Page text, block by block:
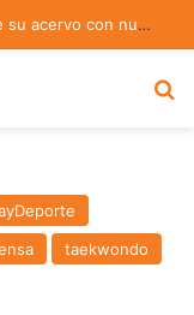
La Colección de Arte UDLAP fortalece su acervo con nuevas obras de artistas emergentes y consolidados
taekwondo